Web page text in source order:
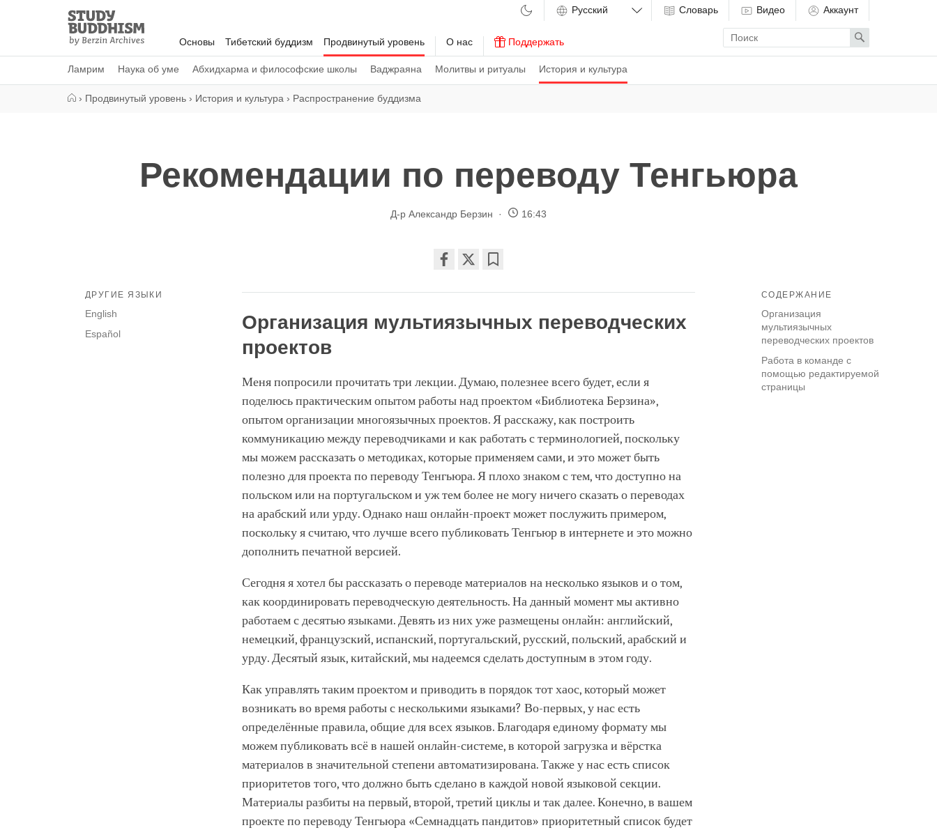
Study
Buddhism
Home
Основы Тибетский буддизм Продвинутый уровень
Ламрим Наука об уме Абхидхарма и философские школы Ваджраяна Молитвы и ритуалы История и культура
О нас Поддержать
Словарь Видео Аккаунт
Enter
search
term
Search
› Продвинутый уровень › История и культура › Распространение буддизма
Рекомендации по переводу Тенгьюра
Д-р Александр Берзин 16:43
on
facebook
СОДЕРЖАНИЕ
Организация
мультиязычных
переводческих проектов
Работа в команде с
помощью редактируемой
страницы
ДРУГИЕ ЯЗЫКИ
English
Español
Организация мультиязычных переводческих
проектов
Меня попросили прочитать три лекции. Думаю, полезнее всего будет, если я
поделюсь практическим опытом работы над проектом «Библиотека Берзина»,
опытом организации многоязычных проектов. Я расскажу, как построить
коммуникацию между переводчиками и как работать с терминологией, поскольку
мы можем рассказать о методиках, которые применяем сами, и это может быть
полезно для проекта по переводу Тенгьюра. Я плохо знаком с тем, что доступно на
польском или на португальском и уж тем более не могу ничего сказать о переводах
на арабский или урду. Однако наш онлайн-проект может послужить примером,
поскольку я считаю, что лучше всего публиковать Тенгьюр в интернете и это можно
дополнить печатной версией.
Сегодня я хотел бы рассказать о переводе материалов на несколько языков и о том,
как координировать переводческую деятельность. На данный момент мы активно
работаем с десятью языками. Девять из них уже размещены онлайн: английский,
немецкий, французский, испанский, португальский, русский, польский, арабский и
урду. Десятый язык, китайский, мы надеемся сделать доступным в этом году.
Как управлять таким проектом и приводить в порядок тот хаос, который может
возникать во время работы с несколькими языками? Во-первых, у нас есть
определённые правила, общие для всех языков. Благодаря единому формату мы
можем публиковать всё в нашей онлайн-системе, в которой загрузка и вёрстка
материалов в значительной степени автоматизирована. Также у нас есть список
приоритетов того, что должно быть сделано в каждой новой языковой секции.
Материалы разбиты на первый, второй, третий циклы и так далее. Конечно, в вашем
проекте по переводу Тенгьюра «Семнадцать пандитов» приоритетный список будет